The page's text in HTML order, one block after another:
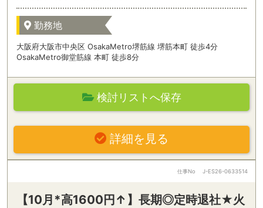
勤務地
大阪府大阪市中央区 OsakaMetro堺筋線 堺筋本町 徒歩4分
OsakaMetro御堂筋線 本町 徒歩8分
検討リストへ保存
詳細を見る
仕事No J-ES26-0633514
【10月*高1600円↑】長期◎定時退社★火